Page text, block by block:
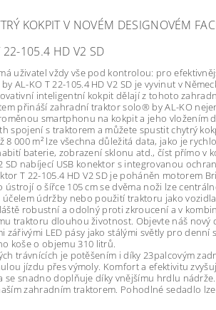
KOKPIT V NOVÉM DESIGNOVÉM
22-105.4 HD V2 SD
uživatel vždy vše pod kontrolou: pro
AL-KO T 22-105.4 HD V2 SD je vyvinut v
inteligentní kokpit dělají z tohoto
přináší zahradní traktor solo® by AL-KO
smartphonu na kokpit a jeho
spojení s traktorem a můžete spustit chytrý
8 000 m² lze všechna důležitá data, jako je
baterie, zobrazení sklonu atd., číst přímo
SD nabíjecí USB konektor s integrovanou
T 22-105.4 HD V2 SD je poháněn motorem
ústrojí o šířce 105 cm se dvěma noži lze
údržby nebo použití traktoru jako
robustní a odolný proti zkroucení a v
traktoru dlouhou životnost. Objevte náš nový
zářivými LED pásy jako stálými světly pro
koše o objemu 310 litrů.
trávnících je potěšením i díky 23palcovým
jízdu přes výmoly. Komfort a efektivitu
se snadno doplňuje díky vnějšímu hrdlu
zahradním traktorem. Pohodlné sedadlo